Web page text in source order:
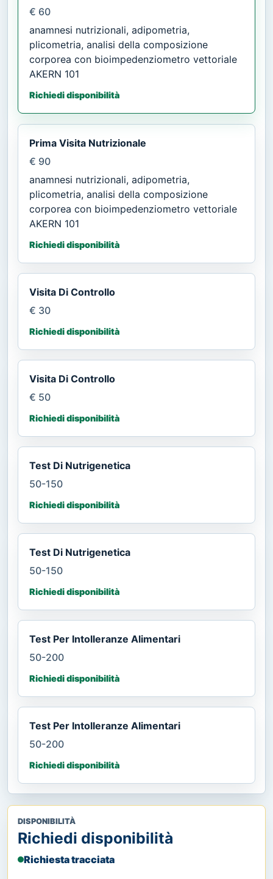
€ 60
anamnesi nutrizionali, adipometria,
plicometria, analisi della composizione
corporea con bioimpedenziometro vettoriale
AKERN 101
Richiedi disponibilità
Prima Visita Nutrizionale
€ 90
anamnesi nutrizionali, adipometria,
plicometria, analisi della composizione
corporea con bioimpedenziometro vettoriale
AKERN 101
Richiedi disponibilità
Visita Di Controllo
€ 30
Richiedi disponibilità
Visita Di Controllo
€ 50
Richiedi disponibilità
Test Di Nutrigenetica
50-150
Richiedi disponibilità
Test Di Nutrigenetica
50-150
Richiedi disponibilità
Test Per Intolleranze Alimentari
50-200
Richiedi disponibilità
Test Per Intolleranze Alimentari
50-200
Richiedi disponibilità
DISPONIBILITÀ
Richiedi disponibilità
Richiesta tracciata